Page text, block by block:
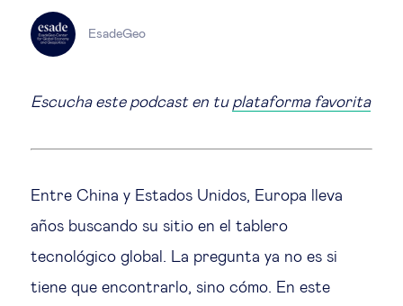
EN ES
EsadeGeo
Escucha este podcast en tu plataforma favorita
Entre China y Estados Unidos, Europa lleva
años buscando su sitio en el tablero
tecnológico global. La pregunta ya no es si
tiene que encontrarlo, sino cómo. En este